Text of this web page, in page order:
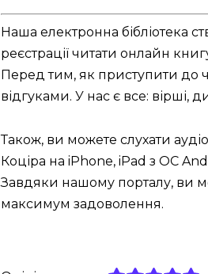
Наша електронна бібліотека
реєстрації читати онлайн
Перед тим, як приступити до
відгуками. У нас є все: вірші,
Також, ви можете слухати
Коціра на iPhone, iPad з ОС
Завдяки нашому порталу, ви
максимум задоволення.